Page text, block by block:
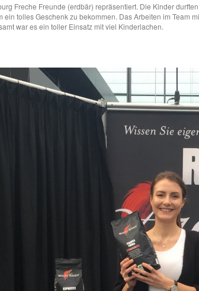
Freche Freunde (erdbär) repräsentiert. Die Kinder
tolles Geschenk zu bekommen. Das Arbeiten im Team
war es ein toller Einsatz mit viel Kinderlachen.